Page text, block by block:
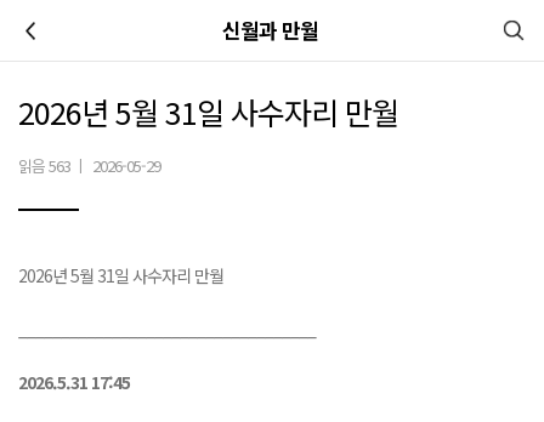
신월과 만월
2026년 5월 31일 사수자리 만월
읽음 563 | 2026-05-29
2026년 5월 31일 사수자리 만월
2026.5.31 17:45